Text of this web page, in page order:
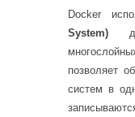
Docker
System)
позволяет
систем в